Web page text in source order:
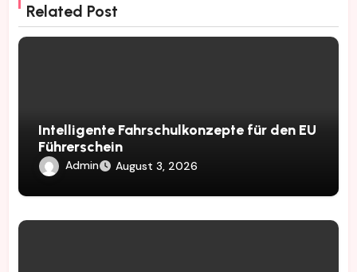
Related Post
Intelligente Fahrschulkonzepte für den EU
Führerschein
Admin August 3, 2026